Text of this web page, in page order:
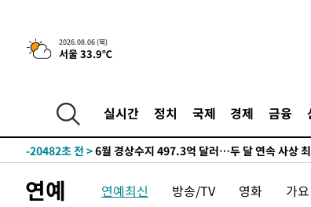
2026.08.06 (목)
서울 33.9℃
실시간 정치 국제 경제 금융
상
-28652초 전 >[속보]코스피 매도사이드카 발동…4%대 급락
-27924초 전 >[속보]전남광주 초대 시민추천 부시장에 백승주·
-24052초 전 >
[속보]코스닥, 2.15포인트(0.27%) 내린 797.44
-24035초 전 >
-20482초 전 >6월 경상수지 497.3억 달러…두 달 연속 사상
-17795초 전 >
미 워싱턴주 스포캔 시의 통제불능 3개 산불, 방
연예 연예최신 방송/TV 영화 가요